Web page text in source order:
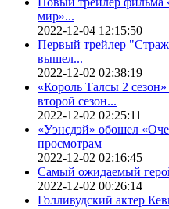
мир»...
2022-12-04 12:15:50
Первый трейлер
вышел...
2022-12-02 02:38:19
«Король Талсы 2
второй сезон...
2022-12-02 02:25:11
«Уэнсдэй» обошел
просмотрам
2022-12-02 02:16:45
Самый ожидаемый
2022-12-02 00:26:14
Голливудский актер